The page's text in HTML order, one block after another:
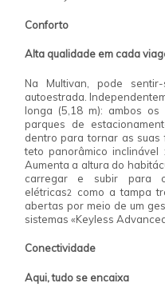
Conforto
Alta qualidade em cada
Na Multivan, pode
autoestrada.
longa (5,18 m): ambos
parques de
dentro para tornar as
teto panorâmico inclinável
Aumenta a altura do
carregar e subir para
elétricas2
como a tampa
abertas por meio de um
sistemas «Keyless
Conectividade
Aqui,tudo se encaixa